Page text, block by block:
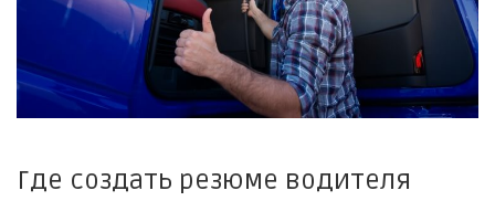
Где создать резюме водителя